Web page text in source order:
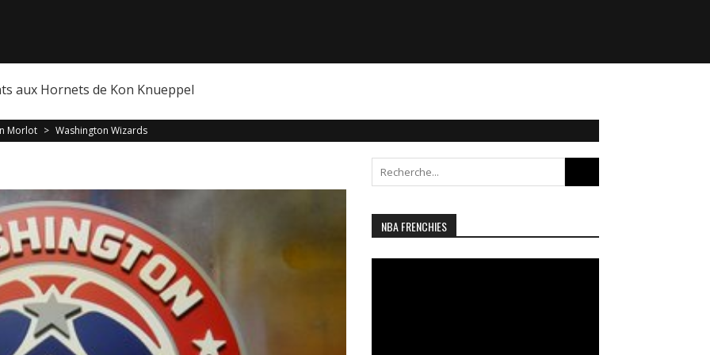
aux Hornets de Kon Knueppel
Morlot > Washington Wizards
for:
NBA FRENCHIES